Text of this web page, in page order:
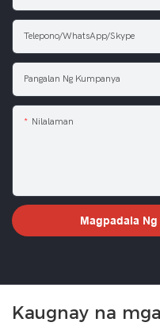
Telepono/WhatsApp/Skype
Pangalan Ng Kumpanya
Nilalaman
Magpadala
Kaugnay na